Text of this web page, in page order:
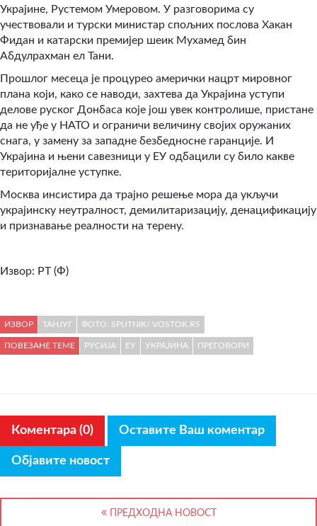
Украјине, Рустемом Умеровом. У разговорима су
учествовали и турски министар спољних послова Хакан
Фидан и катарски премијер шеик Мухамед бин
Абдулрахман ел Тани.
Прошлог месеца је процурео амерички нацрт мировног
плана који, како се наводи, захтева да Украјина уступи
делове руског Донбаса које још увек контролише, пристане
да не уђе у НАТО и ограничи величину својих оружаних
снага, у замену за западне безбедносне гаранције. И
Украјина и њени савезници у ЕУ одбацили су било какве
територијалне уступке.
Москва инсистира да трајно решење мора да укључи
украјинску неутралност, демилитаризацију, денацификацију
и признавање реалности на терену.
Извор: РТ (Ф)
ИЗВОР ТАНЈУГ ФОТО: SPUTNIK/ VOSTOK.RS
ПОВЕЗАНЕ ТЕМЕ РУСИЈА ЕУ УКРАЈИНА ПРЕГОВОРИ
Коментара (0) Оставите Ваш коментар
Објавите новост
ПРЕДХОДНА НОВОСТ